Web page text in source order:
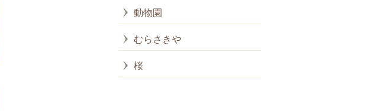
動物園
むらさきや
桜